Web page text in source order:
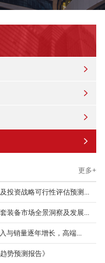
更多+
投资战略可行性评估预测...
装备市场全景洞察及发展...
与销量逐年增长，高端...
势预测报告》